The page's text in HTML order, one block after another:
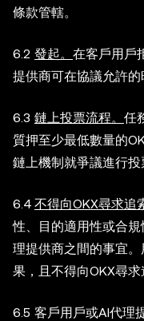
條款管轄。
6.2 發起。 在客戶用戶
提供商可在協議允許的
6.3 鏈上投票流程。 任
質押至少最低數量的
鏈上機制就爭議進行投
6.4 不得向OKX尋求追
性、目的適用性或合
理提供商之間的事宜
果，且不得向OKX尋求
6.5 客戶用戶或AI代理